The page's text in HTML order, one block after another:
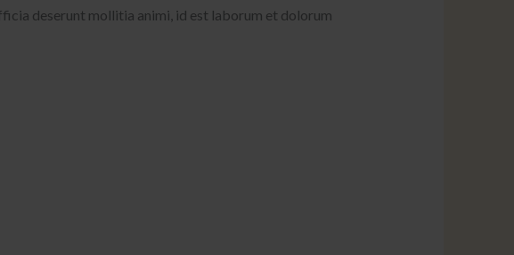
deserunt mollitia animi, id est laborum et dolorum